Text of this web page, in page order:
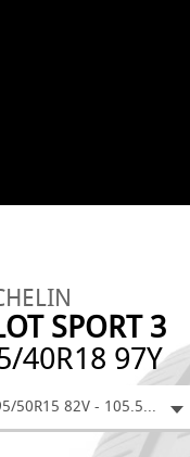
SPORT 3
40R18 97Y
195/50R15 82V - 105.52 €